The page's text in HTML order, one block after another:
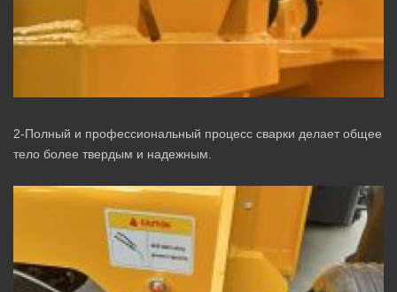
2-Полный и профессиональный процесс сварки делает общее
тело более твердым и надежным.